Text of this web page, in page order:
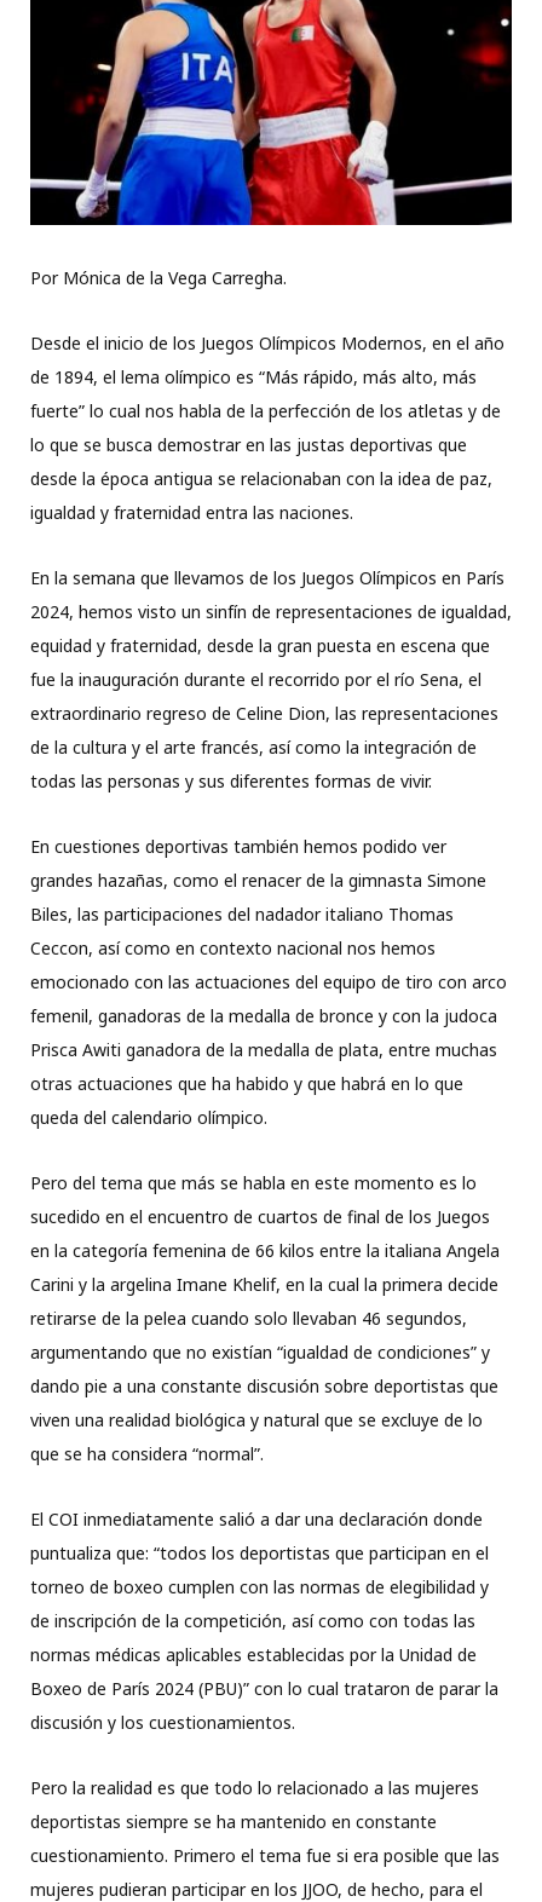
Por Mónica de la Vega Carregha.
Desde el inicio de los Juegos Olímpicos Modernos, en el año
de 1894, el lema olímpico es “Más rápido, más alto, más
fuerte” lo cual nos habla de la perfección de los atletas y de
lo que se busca demostrar en las justas deportivas que
desde la época antigua se relacionaban con la idea de paz,
igualdad y fraternidad entra las naciones.
En la semana que llevamos de los Juegos Olímpicos en París
2024, hemos visto un sinfín de representaciones de igualdad,
equidad y fraternidad, desde la gran puesta en escena que
fue la inauguración durante el recorrido por el río Sena, el
extraordinario regreso de Celine Dion, las representaciones
de la cultura y el arte francés, así como la integración de
todas las personas y sus diferentes formas de vivir.
En cuestiones deportivas también hemos podido ver
grandes hazañas, como el renacer de la gimnasta Simone
Biles, las participaciones del nadador italiano Thomas
Ceccon, así como en contexto nacional nos hemos
emocionado con las actuaciones del equipo de tiro con arco
femenil, ganadoras de la medalla de bronce y con la judoca
Prisca Awiti ganadora de la medalla de plata, entre muchas
otras actuaciones que ha habido y que habrá en lo que
queda del calendario olímpico.
Pero del tema que más se habla en este momento es lo
sucedido en el encuentro de cuartos de final de los Juegos
en la categoría femenina de 66 kilos entre la italiana Angela
Carini y la argelina Imane Khelif, en la cual la primera decide
retirarse de la pelea cuando solo llevaban 46 segundos,
argumentando que no existían “igualdad de condiciones” y
dando pie a una constante discusión sobre deportistas que
viven una realidad biológica y natural que se excluye de lo
que se ha considera “normal”.
El COI inmediatamente salió a dar una declaración donde
puntualiza que: “todos los deportistas que participan en el
torneo de boxeo cumplen con las normas de elegibilidad y
de inscripción de la competición, así como con todas las
normas médicas aplicables establecidas por la Unidad de
Boxeo de París 2024 (PBU)” con lo cual trataron de parar la
discusión y los cuestionamientos.
Pero la realidad es que todo lo relacionado a las mujeres
deportistas siempre se ha mantenido en constante
cuestionamiento. Primero el tema fue si era posible que las
mujeres pudieran participar en los JJOO, de hecho, para el